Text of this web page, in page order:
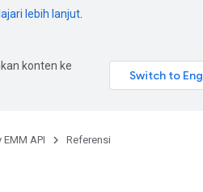
lebih lanjut
konten ke
API Referensi